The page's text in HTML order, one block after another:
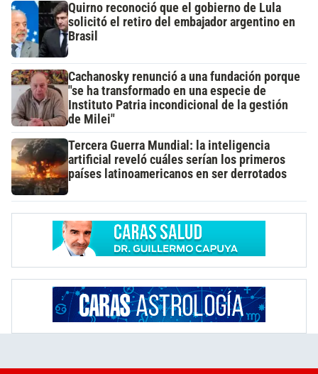
Quirno reconoció que el gobierno de Lula
solicitó el retiro del embajador argentino en
Brasil
Cachanosky renunció a una fundación porque
"se ha transformado en una especie de
Instituto Patria incondicional de la gestión
de Milei"
Tercera Guerra Mundial: la inteligencia
artificial reveló cuáles serían los primeros
países latinoamericanos en ser derrotados